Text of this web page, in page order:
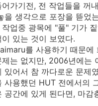
어가기전, 전 작업들을 꺼
을 생각으로 포장을 뜯었
업중 광목에 "풀" 기가
있는 것이 보였다.
를 사용하기 때문에
는 없지만, 2006년에는
있어서 참 까다로운 문제
사용했던 HUT 전에서의
공간에 있게 된다면, 마감